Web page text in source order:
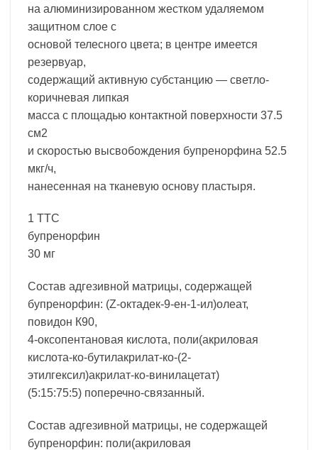
на алюминизированном жестком удаляемом
защитном слое с
основой телесного цвета; в центре имеется
резервуар,
содержащий активную субстанцию — светло-
коричневая липкая
масса с площадью контактной поверхности 37.5
см2
и скоростью высвобождения бупренорфина 52.5
мкг/ч,
нанесенная на тканевую основу пластыря.
1 ТТС
бупренорфин
30 мг
Состав адгезивной матрицы, содержащей
бупренорфин: (Z-октадек-9-ен-1-ил)олеат,
повидон К90,
4-оксопентановая кислота, поли(акриловая
кислота-ко-бутилакрилат-ко-(2-
этилгексил)акрилат-ко-винилацетат)
(5:15:75:5) поперечно-связанный.
Состав адгезивной матрицы, не содержащей
бупренорфин: поли(акриловая